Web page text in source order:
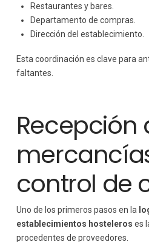
Restaurantes y bares.
Departamento de compras.
Dirección del establecimiento.
Esta coordinación es clave para
faltantes.
Recepción
control de
Uno de los primeros pasos en la
establecimientos hosteleros es
procedentes de proveedores.